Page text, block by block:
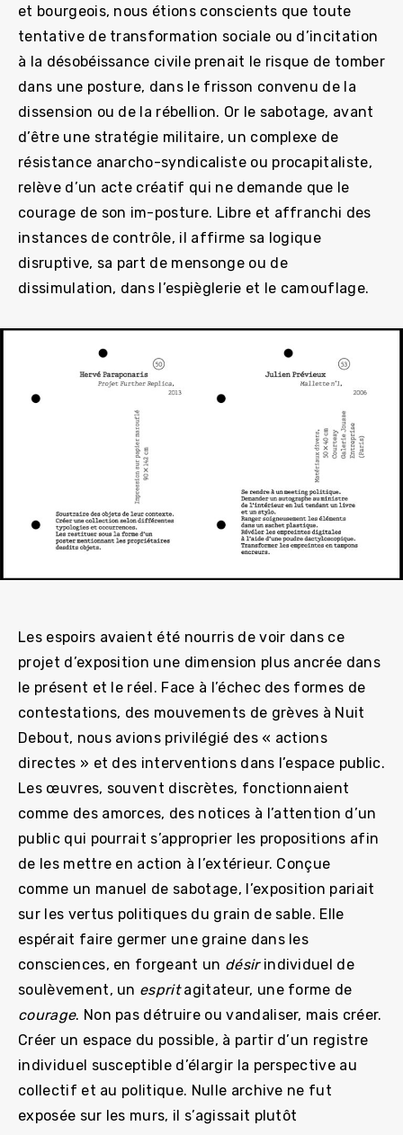
et bourgeois, nous étions conscients que toute
tentative de transformation sociale ou d’incitation
à la désobéissance civile prenait le risque de tomber
dans une posture, dans le frisson convenu de la
dissension ou de la rébellion. Or le sabotage, avant
d’être une stratégie militaire, un complexe de
résistance anarcho-syndicaliste ou procapitaliste,
relève d’un acte créatif qui ne demande que le
courage de son im-posture. Libre et affranchi des
instances de contrôle, il affirme sa logique
disruptive, sa part de mensonge ou de
dissimulation, dans l’espièglerie et le camouflage.
Les espoirs avaient été nourris de voir dans ce
projet d’exposition une dimension plus ancrée dans
le présent et le réel. Face à l’échec des formes de
contestations, des mouvements de grèves à Nuit
Debout, nous avions privilégié des « actions
directes » et des interventions dans l’espace public.
Les œuvres, souvent discrètes, fonctionnaient
comme des amorces, des notices à l’attention d’un
public qui pourrait s’approprier les propositions afin
de les mettre en action à l’extérieur. Conçue
comme un manuel de sabotage, l’exposition pariait
sur les vertus politiques du grain de sable. Elle
espérait faire germer une graine dans les
consciences, en forgeant un désirindividuel de
soulèvement, un espritagitateur, une forme de
courage. Non pas détruire ou vandaliser, mais créer.
Créer un espace du possible, à partir d’un registre
individuel susceptible d’élargir la perspective au
collectif et au politique. Nulle archive ne fut
exposée sur les murs, il s’agissait plutôt